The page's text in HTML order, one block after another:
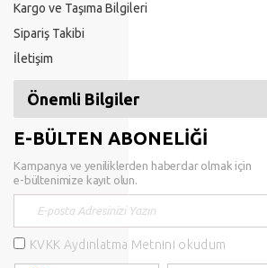
Kargo ve Taşıma Bilgileri
Sipariş Takibi
İletişim
Önemli Bilgiler
E-BÜLTEN ABONELİĞİ
Kampanya ve yeniliklerden haberdar olmak için
e-bültenimize kayıt olun.
KVKK Aydınlatma Metnini okudum